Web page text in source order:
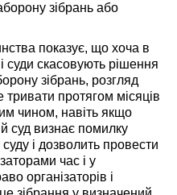
зібрань або
показує, що хоча в
суди скасовують рішення
зібрань, розгляд
протягом місяців
чином, навіть якщо
суд визнає помилку
і дозволить провести
час і у
організаторів і